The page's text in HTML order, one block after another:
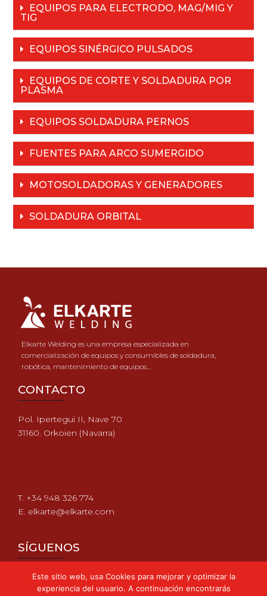
EQUIPOS PARA ELECTRODO, MAG/MIG Y
TIG
EQUIPOS SINÉRGICO PULSADOS
EQUIPOS DE CORTE Y SOLDADURA POR
PLASMA
EQUIPOS SOLDADURA PERNOS
FUENTES PARA ARCO SUMERGIDO
MOTOSOLDADORAS Y GENERADORES
SOLDADURA ORBITAL
Elkarte Welding es una empresa especializada en
comercialización de equipos y consumibles de soldadura,
robótica, mantenimiento de equipos…
CONTACTO
Pol. Ipertegui II, Nave 70
31160. Orkoien (Navarra)
T. +34 948 326 774
E. elkarte@elkarte.com
SÍGUENOS
Este sitio web, usa Cookies para mejorar y optimizar la
experiencia del usuario. A continuación encontrarás